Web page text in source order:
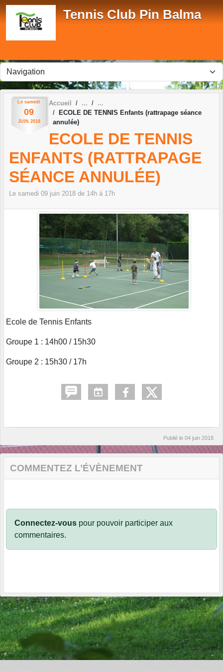
Tennis Club Pin Balma
Le samedi
09
JUIN 2018
Accueil
ECOLE DE TENNIS Enfants (rattrapage séance
annulée)
ECOLE DE TENNIS
ENFANTS (RATTRAPAGE
SÉANCE ANNULÉE)
Le samedi 09 juin 2018 de 14h à 17h
Ecole de Tennis Enfants
Groupe 1 : 14h00 / 15h30
Groupe 2 : 15h30 / 17h
Publié le 04 juin 2018
COMMENTEZ L’ÉVÈNEMENT
Connectez-vous pour pouvoir participer aux
commentaires.
Panneau de gestion des cookies